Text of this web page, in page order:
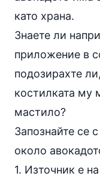
като храна.
Знаете ли
приложение в
подозирахте
костилката му
мастило?
Запознайте се
около
1. Източник е